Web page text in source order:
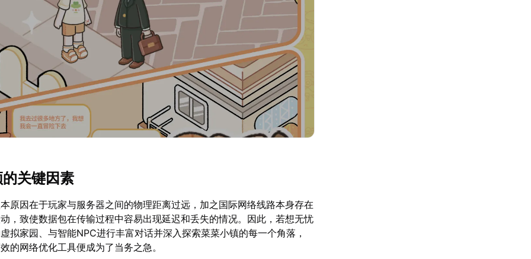
关键因素
原因在于玩家与服务器之间的物理距离过远，加之国际网络线路本身存在
，致使数据包在传输过程中容易出现延迟和丢失的情况。因此，若想无忧
拟家园、与智能NPC进行丰富对话并深入探索菜菜小镇的每一个角落，
的网络优化工具便成为了当务之急。